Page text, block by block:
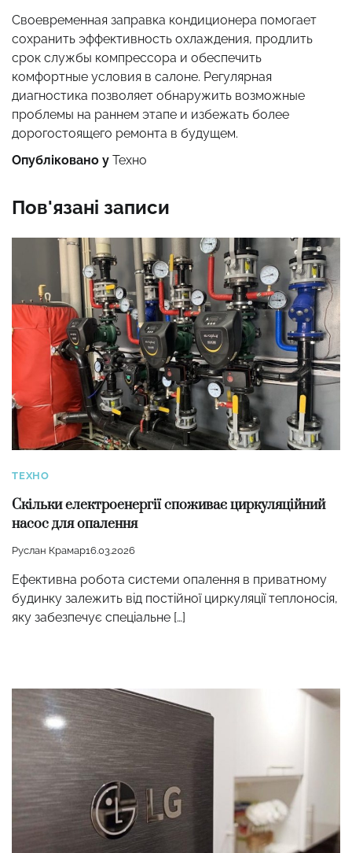
Своевременная заправка кондиционера помогает
сохранить эффективность охлаждения, продлить
срок службы компрессора и обеспечить
комфортные условия в салоне. Регулярная
диагностика позволяет обнаружить возможные
проблемы на раннем этапе и избежать более
дорогостоящего ремонта в будущем.
Опубліковано у Техно
Пов'язані записи
ТЕХНО
Скільки електроенергії споживає циркуляційний
насос для опалення
Руслан Крамар16.03.2026
Ефективна робота системи опалення в приватному
будинку залежить від постійної циркуляції теплоносія,
яку забезпечує спеціальне […]